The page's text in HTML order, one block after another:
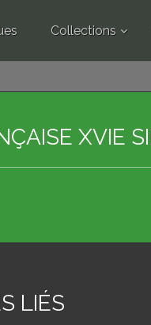
Collections
XVIE
LIÉS